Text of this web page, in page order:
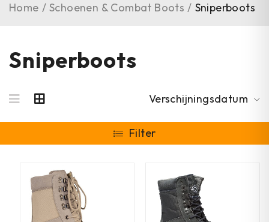
Home / Schoenen & Combat Boots / Sniperboots
Sniperboots
Verschijningsdatum
Filter